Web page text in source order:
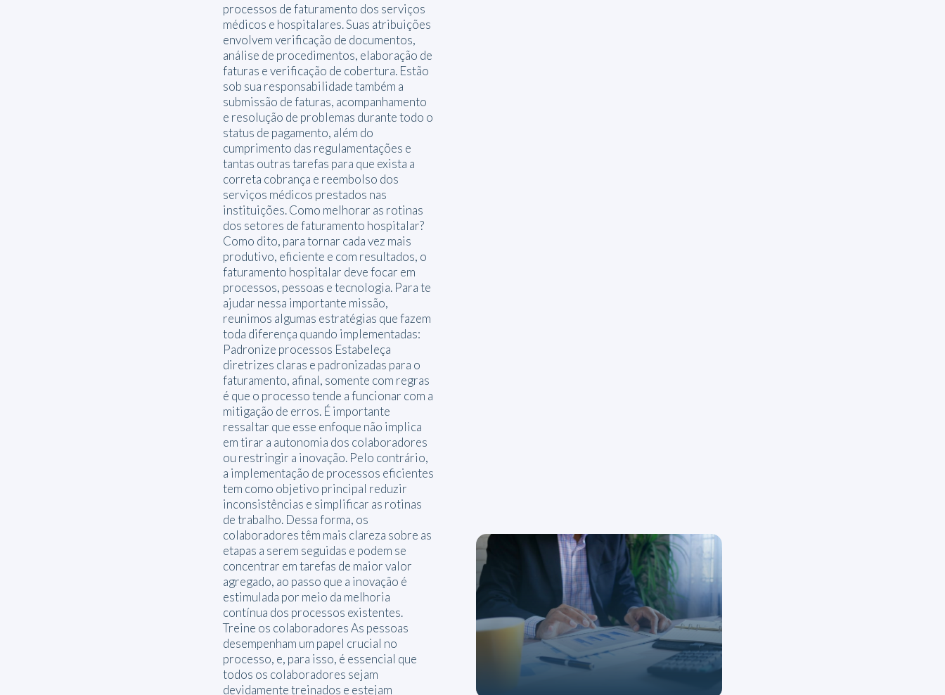
processos de faturamento dos serviços
médicos e hospitalares. Suas atribuições
envolvem verificação de documentos,
análise de procedimentos, elaboração de
faturas e verificação de cobertura. Estão
sob sua responsabilidade também a
submissão de faturas, acompanhamento
e resolução de problemas durante todo o
status de pagamento, além do
cumprimento das regulamentações e
tantas outras tarefas para que exista a
correta cobrança e reembolso dos
serviços médicos prestados nas
instituições. Como melhorar as rotinas
dos setores de faturamento hospitalar?
Como dito, para tornar cada vez mais
produtivo, eficiente e com resultados, o
faturamento hospitalar deve focar em
processos, pessoas e tecnologia. Para te
ajudar nessa importante missão,
reunimos algumas estratégias que fazem
toda diferença quando implementadas:
Padronize processos Estabeleça
diretrizes claras e padronizadas para o
faturamento, afinal, somente com regras
é que o processo tende a funcionar com a
mitigação de erros. É importante
ressaltar que esse enfoque não implica
em tirar a autonomia dos colaboradores
ou restringir a inovação. Pelo contrário,
a implementação de processos eficientes
tem como objetivo principal reduzir
inconsistências e simplificar as rotinas
de trabalho. Dessa forma, os
colaboradores têm mais clareza sobre as
etapas a serem seguidas e podem se
concentrar em tarefas de maior valor
agregado, ao passo que a inovação é
estimulada por meio da melhoria
contínua dos processos existentes.
Treine os colaboradores As pessoas
desempenham um papel crucial no
processo, e, para isso, é essencial que
todos os colaboradores sejam
devidamente treinados e estejam